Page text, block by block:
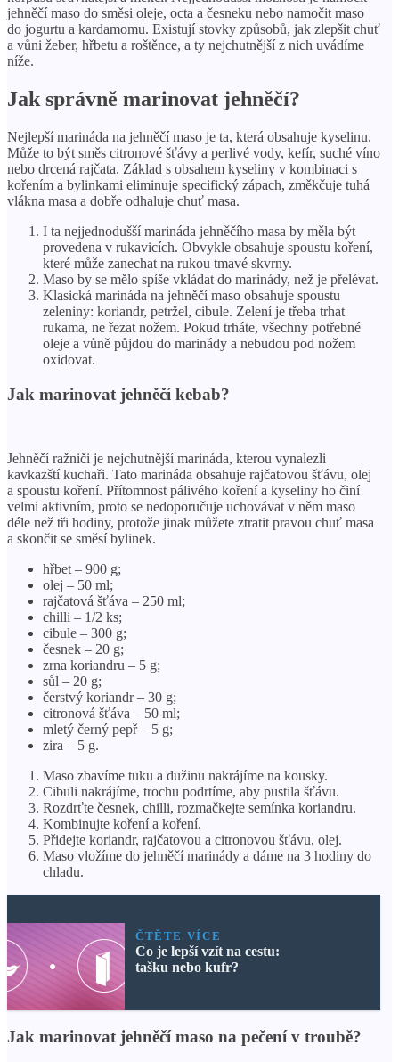
jehněčí maso do směsi oleje, octa a česneku nebo namočit maso
do jogurtu a kardamomu. Existují stovky způsobů, jak zlepšit chuť
a vůni žeber, hřbetu a roštěnce, a ty nejchutnější z nich uvádíme
níže.
Jak správně marinovat jehněčí?
Nejlepší marináda na jehněčí maso je ta, která obsahuje kyselinu.
Může to být směs citronové šťávy a perlivé vody, kefír, suché víno
nebo drcená rajčata. Základ s obsahem kyseliny v kombinaci s
kořením a bylinkami eliminuje specifický zápach, změkčuje tuhá
vlákna masa a dobře odhaluje chuť masa.
I ta nejjednodušší marináda jehněčího masa by měla být
provedena v rukavicích. Obvykle obsahuje spoustu koření,
které může zanechat na rukou tmavé skvrny.
Maso by se mělo spíše vkládat do marinády, než je přelévat.
Klasická marináda na jehněčí maso obsahuje spoustu
zeleniny: koriandr, petržel, cibule. Zelení je třeba trhat
rukama, ne řezat nožem. Pokud trháte, všechny potřebné
oleje a vůně půjdou do marinády a nebudou pod nožem
oxidovat.
Jak marinovat jehněčí kebab?
Jehněčí ražniči je nejchutnější marináda, kterou vynalezli
kavkazští kuchaři. Tato marináda obsahuje rajčatovou šťávu, olej
a spoustu koření. Přítomnost pálivého koření a kyseliny ho činí
velmi aktivním, proto se nedoporučuje uchovávat v něm maso
déle než tři hodiny, protože jinak můžete ztratit pravou chuť masa
a skončit se směsí bylinek.
hřbet – 900 g;
olej – 50 ml;
rajčatová šťáva – 250 ml;
chilli – 1/2 ks;
cibule – 300 g;
česnek – 20 g;
zrna koriandru – 5 g;
sůl – 20 g;
čerstvý koriandr – 30 g;
citronová šťáva – 50 ml;
mletý černý pepř – 5 g;
zira – 5 g.
Maso zbavíme tuku a dužinu nakrájíme na kousky.
Cibuli nakrájíme, trochu podrtíme, aby pustila šťávu.
Rozdrťte česnek, chilli, rozmačkejte semínka koriandru.
Kombinujte koření a koření.
Přidejte koriandr, rajčatovou a citronovou šťávu, olej.
Maso vložíme do jehněčí marinády a dáme na 3 hodiny do
chladu.
ČTĚTE VÍCE
Co je lepší vzít na cestu:
tašku nebo kufr?
Jak marinovat jehněčí maso na pečení v troubě?